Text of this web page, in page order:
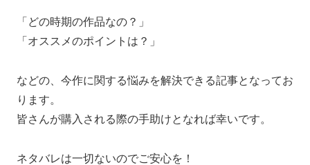
「どの時期の作品なの？」
「オススメのポイントは？」
などの、今作に関する悩みを解決できる記事となってお
ります。
皆さんが購入される際の手助けとなれば幸いです。
ネタバレは一切ないのでご安心を！